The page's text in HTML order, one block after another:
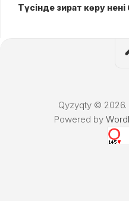
Түсінде зират көру нені
Qyzyqty © 2026.
Powered by